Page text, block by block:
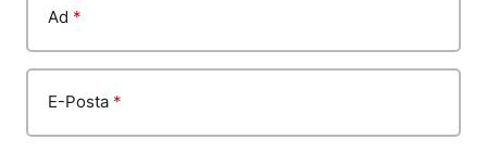
Ad *
E-Posta *